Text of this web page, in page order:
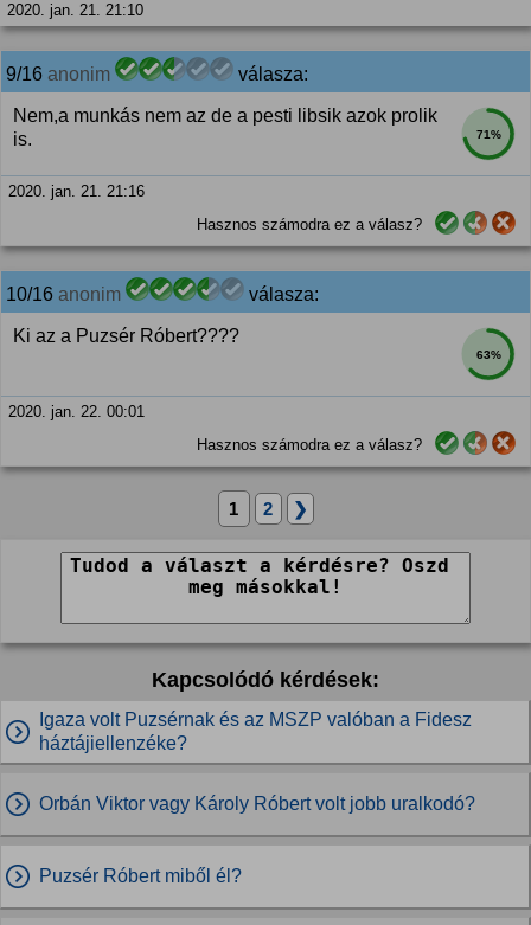
2020. jan. 21. 21:10
9/16 anonim válasza:
71%
Nem,a munkás nem az de a pesti libsik azok prolik
is.
2020. jan. 21. 21:16
Hasznos számodra ez a válasz?
10/16 anonim válasza:
63%
Ki az a Puzsér Róbert????
2020. jan. 22. 00:01
Hasznos számodra ez a válasz?
1 2 ❯
Kapcsolódó kérdések:
Igaza volt Puzsérnak és az MSZP valóban a Fidesz
háztájiellenzéke?
Orbán Viktor vagy Károly Róbert volt jobb uralkodó?
Puzsér Róbert miből él?